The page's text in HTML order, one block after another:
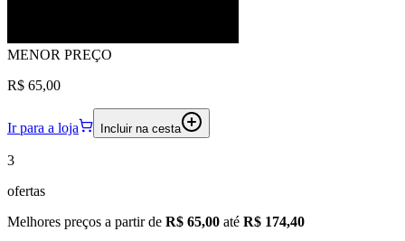
MENOR PREÇO
R$ 65,00
Ir para a loja Incluir na cesta
3
ofertas
Melhores preços a partir de R$ 65,00 até R$ 174,40